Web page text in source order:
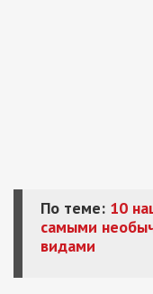
По теме: 10
самыми
видами